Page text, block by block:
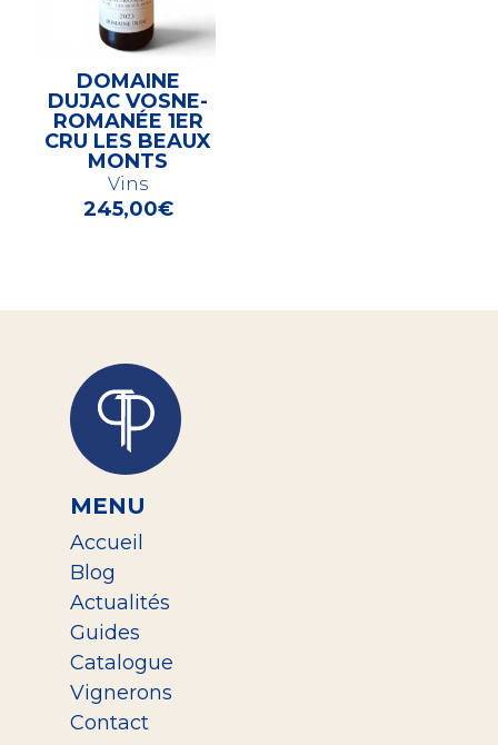
DOMAINE
DUJAC VOSNE-
ROMANÉE 1ER
CRU LES BEAUX
MONTS
Vins
245,00€
MENU
Accueil
Blog
Actualités
Guides
Catalogue
Vignerons
Contact